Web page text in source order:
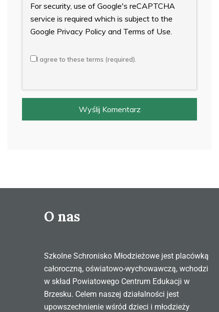
For security, use of Google's reCAPTCHA
service is required which is subject to the
Google Privacy Policy and Terms of Use
I agree to these terms (required).
O nas
Szkolne Schronisko Młodzieżowe jest placówką
całoroczną, oświatowo-wychowawczą, wchodzi
w skład Powiatowego Centrum Edukacji w
Brzesku. Celem naszej działalności jest
upowszechnienie wśród dzieci i młodzieży